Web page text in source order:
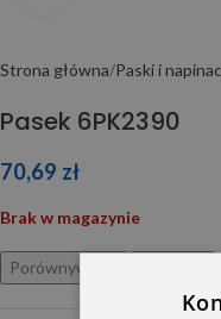
Strona główna Paski i
Pasek 6PK2390
70,69 zł
Brak w magazynie
Porównywarka